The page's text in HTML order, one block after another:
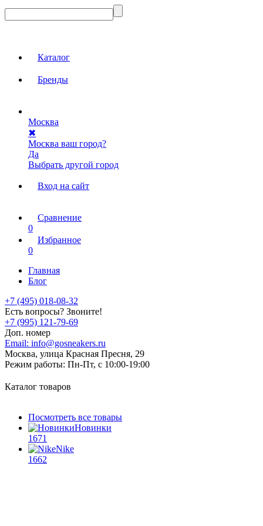
Каталог
Бренды
Москва
✖
Москва ваш город?
Да
Выбрать другой город
Вход на сайт
Сравнение
0
Избранное
0
Главная
Блог
+7 (495) 018-08-32
Есть вопросы? Звоните!
+7 (995) 121-79-69
Доп. номер
Email: info@gosneakers.ru
Москва, улица Красная Пресня, 29
Режим работы: Пн-Пт, с 10:00-19:00
Каталог товаров
Посмотреть все товары
Новинки
1671
Nike
1662